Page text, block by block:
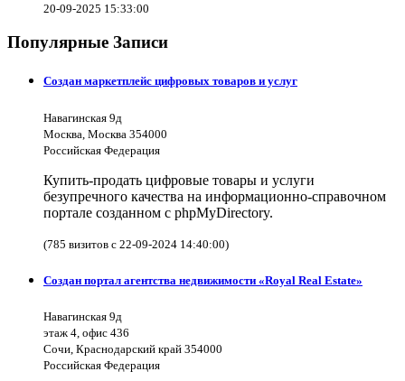
20-09-2025 15:33:00
Популярные Записи
Создан маркетплейс цифровых товаров и услуг
Навагинская 9д
Москва, Москва 354000
Российская Федерация
Купить-продать цифровые товары и услуги
безупречного качества на информационно-справочном
портале созданном с phpMyDirectory.
(785 визитов с 22-09-2024 14:40:00)
Создан портал агентства недвижимости «Royal Real Estate»
Навагинская 9д
этаж 4, офис 436
Сочи, Краснодарский край 354000
Российская Федерация